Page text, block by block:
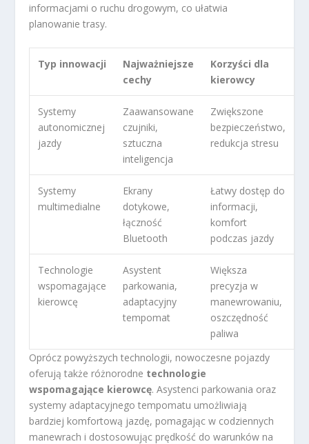
informacjami o ruchu drogowym, co ułatwia
planowanie trasy.
Typ innowacji
Najważniejsze
cechy
Korzyści dla
kierowcy
Systemy
autonomicznej
jazdy
Zaawansowane
czujniki,
sztuczna
inteligencja
Zwiększone
bezpieczeństwo,
redukcja stresu
Systemy
multimedialne
Ekrany
dotykowe,
łączność
Bluetooth
Łatwy dostęp do
informacji,
komfort
podczas jazdy
Technologie
wspomagające
kierowcę
Asystent
parkowania,
adaptacyjny
tempomat
Większa
precyzja w
manewrowaniu,
oszczędność
paliwa
Oprócz powyższych technologii, nowoczesne pojazdy
oferują także różnorodne technologie
wspomagające kierowcę. Asystenci parkowania oraz
systemy adaptacyjnego tempomatu umożliwiają
bardziej komfortową jazdę, pomagając w codziennych
manewrach i dostosowując prędkość do warunków na